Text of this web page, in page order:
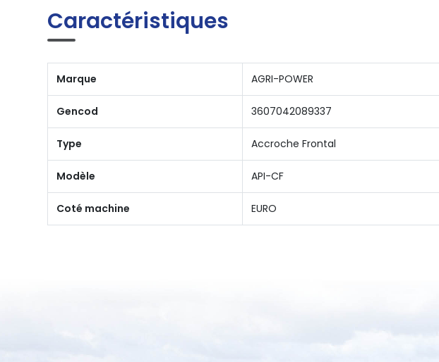
Caractéristiques
Marque AGRI-POWER
Gencod 3607042089337
Type Accroche Frontal
Modèle API-CF
Coté machine EURO